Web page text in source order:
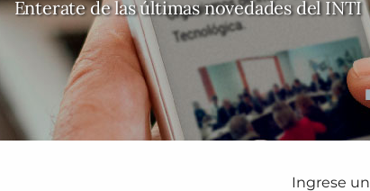
Enterate de las últimas novedades del INTI
Entradas